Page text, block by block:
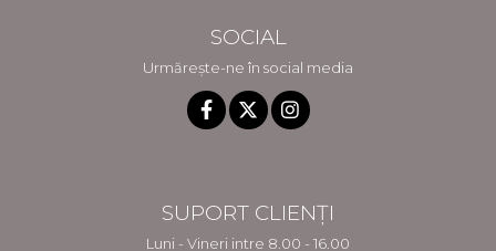
SOCIAL
Urmărește-ne în social media
SUPORT CLIENȚI
Luni - Vineri intre 8.00 - 16.00